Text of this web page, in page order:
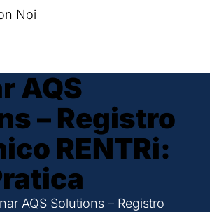
Noi
AQS
– Registro
RENTRi:
AQS Solutions – Registro